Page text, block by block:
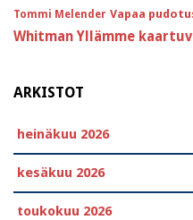
Tommi Melender Vapaa
Whitman Yllämme
ARKISTOT
heinäkuu 2026
kesäkuu 2026
toukokuu 2026